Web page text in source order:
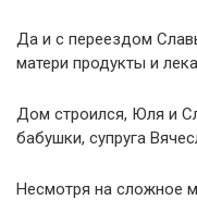
Да и с переездом
матери продукты и
Дом строился, Юля и
бабушки, супруга
Несмотря на сложное